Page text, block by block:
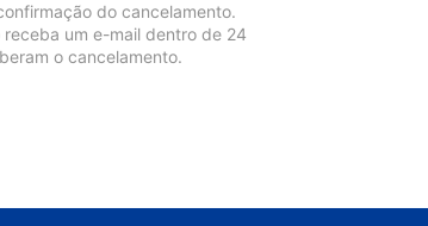
do cancelamento.
um e-mail dentro de 24
o cancelamento.